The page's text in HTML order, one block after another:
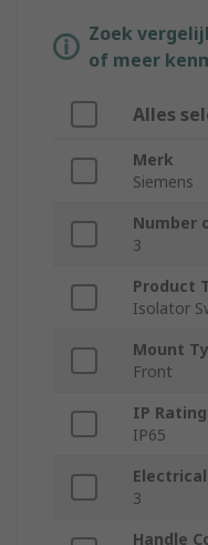
Zoek
of meer
Alles
Merk
Siemens
Number
3
Product
Isolator
Mount
Front
IP Rating
IP65
3
Handle